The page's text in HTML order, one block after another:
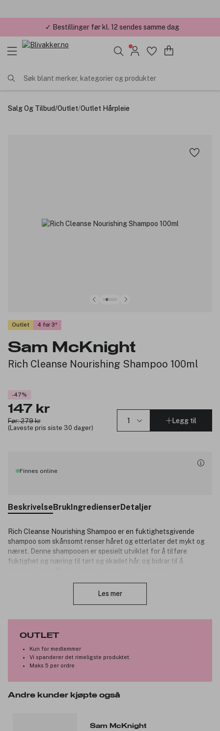
✓ Årets Nettbutikk 2026 og 2025
Søk blant merker, kategorier og produkter
Salg Og Tilbud/Outlet/Outlet Hårpleie
Outlet 4 for 3
Sam McKnight
Rich Cleanse Nourishing Shampoo 100ml
-47%
147 kr
Før: 279 kr
(Laveste pris siste 30 dager)
Legg til
Finnes online
BeskrivelseBrukIngredienserDetaljer
Rich Cleanse Nourishing Shampoo er en fuktighetsgivende
shampoo som skånsomt renser håret og etterlater det mykt og
næret. Denne shampooen er spesielt utviklet for å tilføre
fuktighet og næring til tørt og skadet hår, og bidrar til å
håret fra rot til spiss. Passer for alle hårtyper, spesielt de som
Les mer
OUTLET
Kun for medlemmer
Vi spanderer det rimeligste produktet.
Maks 5 per ordre
Andre kunder kjøpte også
Sam McKnight